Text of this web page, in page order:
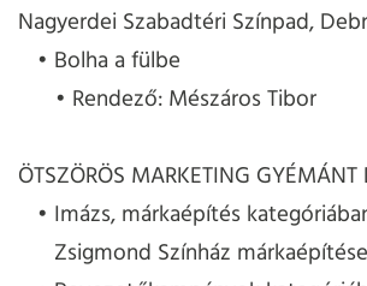
Nagyerdei Szabadtéri Színpad,
Bolha a fülbe
Rendező: Mészáros Tibor
ÖTSZÖRÖS MARKETING
Imázs, márkaépítés
Zsigmond Színház